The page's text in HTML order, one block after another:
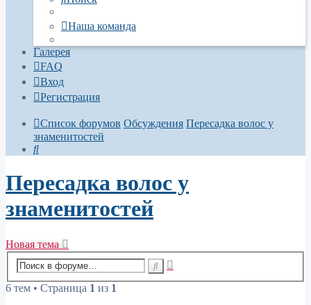
Наша команда
Галерея
FAQ
Вход
Регистрация
Список форумов Обсуждения Пересадка волос у
знаменитостей
Поиск
Пересадка волос у
знаменитостей
Новая тема
6 тем • Страница 1 из 1